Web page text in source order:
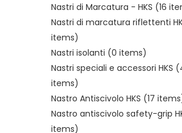
Nastri di Marcatura - HKS (16
Nastri di marcatura riflettenti
items)
Nastri isolanti (0 items)
Nastri speciali e accessori HKS
items)
Nastro Antiscivolo HKS (17
Nastro antiscivolo safety-grip
items)